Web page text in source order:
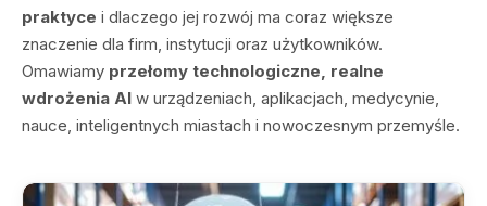
praktyce i dlaczego jej rozwój ma coraz większe
znaczenie dla firm, instytucji oraz użytkowników.
Omawiamy przełomy technologiczne, realne
wdrożenia AI w urządzeniach, aplikacjach, medycynie,
nauce, inteligentnych miastach i nowoczesnym przemyśle.